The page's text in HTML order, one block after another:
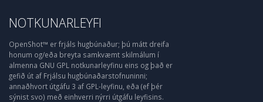
NOTKUNARLEYFI
OpenShot™ er frjáls hugbúnaður; þú mátt dreifa
honum og/eða breyta samkvæmt skilmálum í
almenna GNU GPL notkunarleyfinu eins og það er
gefið út af Frjálsu hugbúnaðarstofnuninni;
annaðhvort útgáfu 3 af GPL-leyfinu, eða (ef þér
sýnist svo) með einhverri nýrri útgáfu leyfisins.